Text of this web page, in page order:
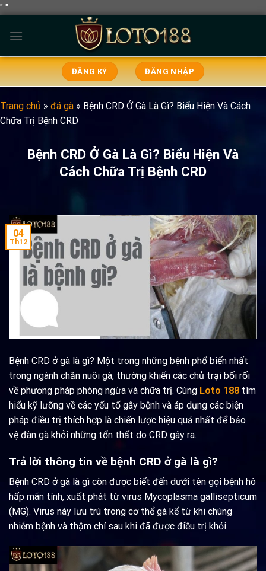
" "
nội
ĐĂNG KÝ ĐĂNG NHẬP
Trang chủ » đá gà » Bệnh CRD Ở Gà Là Gì? Biểu Hiện Và Cách
Chữa Trị Bệnh CRD
Bệnh CRD Ở Gà Là Gì? Biểu Hiện Và
Cách Chữa Trị Bệnh CRD
04
Th12
Bệnh CRD ở gà là gì? Một trong những bệnh phổ biến nhất
trong ngành chăn nuôi gà, thường khiến các chủ trại bối rối
về phương pháp phòng ngừa và chữa trị. Cùng Loto 188 tìm
hiểu kỹ lưỡng về các yếu tố gây bệnh và áp dụng các biện
pháp điều trị thích hợp là chiến lược hiệu quả nhất để bảo
vệ đàn gà khỏi những tổn thất do CRD gây ra.
Trả lời thông tin về bệnh CRD ở gà là gì?
Bệnh CRD ở gà là gì còn được biết đến dưới tên gọi bệnh hô
hấp mãn tính, xuất phát từ virus Mycoplasma gallisepticum
(MG). Virus này lưu trú trong cơ thể gà kể từ khi chúng
nhiễm bệnh và thậm chí sau khi đã được điều trị khỏi.